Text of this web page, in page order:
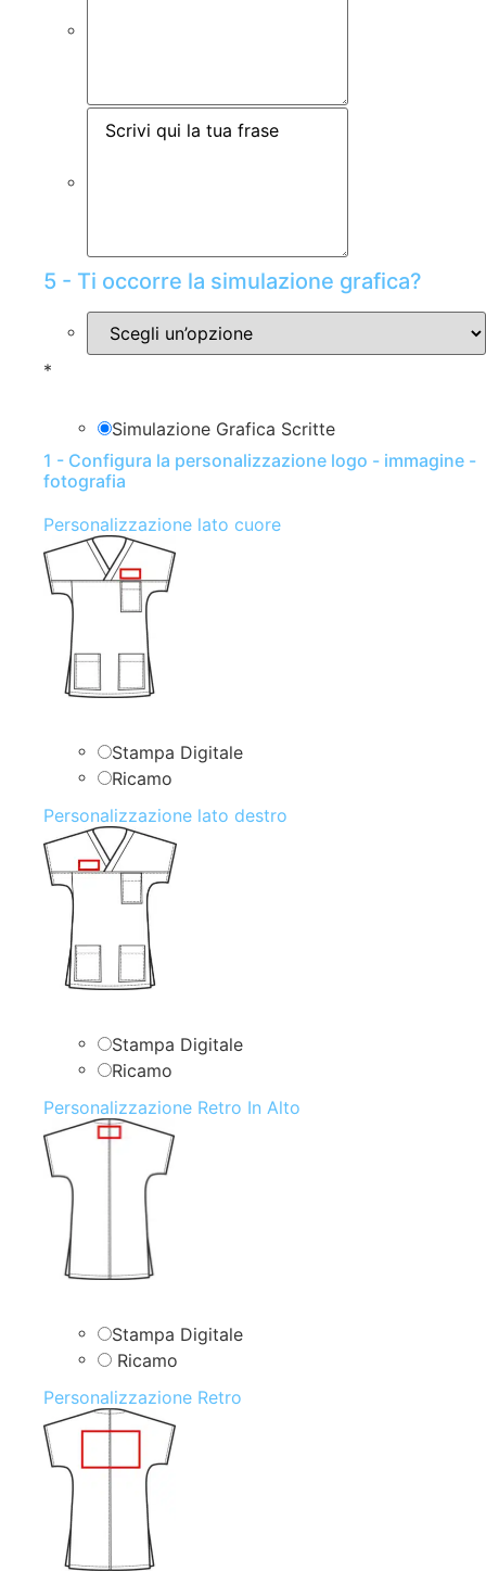
5 - Ti occorre la simulazione grafica?
*
Simulazione Grafica Scritte
1 - Configura la personalizzazione logo - immagine -
fotografia
Personalizzazione lato cuore
Stampa Digitale
Ricamo
Personalizzazione lato destro
Stampa Digitale
Ricamo
Personalizzazione Retro In Alto
Stampa Digitale
Ricamo
Personalizzazione Retro